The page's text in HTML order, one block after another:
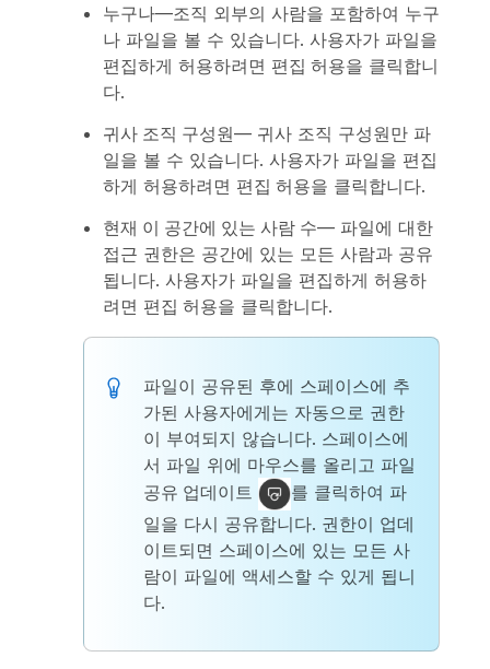
누구나—조직 외부의 사람을 포함하여 누구
나 파일을 볼 수 있습니다. 사용자가 파일을
편집하게 허용하려면 편집 허용을 클릭합니
다.
귀사 조직 구성원— 귀사 조직 구성원만 파
일을 볼 수 있습니다. 사용자가 파일을 편집
하게 허용하려면 편집 허용을 클릭합니다.
현재 이 공간에 있는 사람 수— 파일에 대한
접근 권한은 공간에 있는 모든 사람과 공유
됩니다. 사용자가 파일을 편집하게 허용하
려면 편집 허용을 클릭합니다.
파일이 공유된 후에 스페이스에 추
가된 사용자에게는 자동으로 권한
이 부여되지 않습니다. 스페이스에
서 파일 위에 마우스를 올리고 파일
공유 업데이트
를 클릭하여 파
일을 다시 공유합니다. 권한이 업데
이트되면 스페이스에 있는 모든 사
람이 파일에 액세스할 수 있게 됩니
다.